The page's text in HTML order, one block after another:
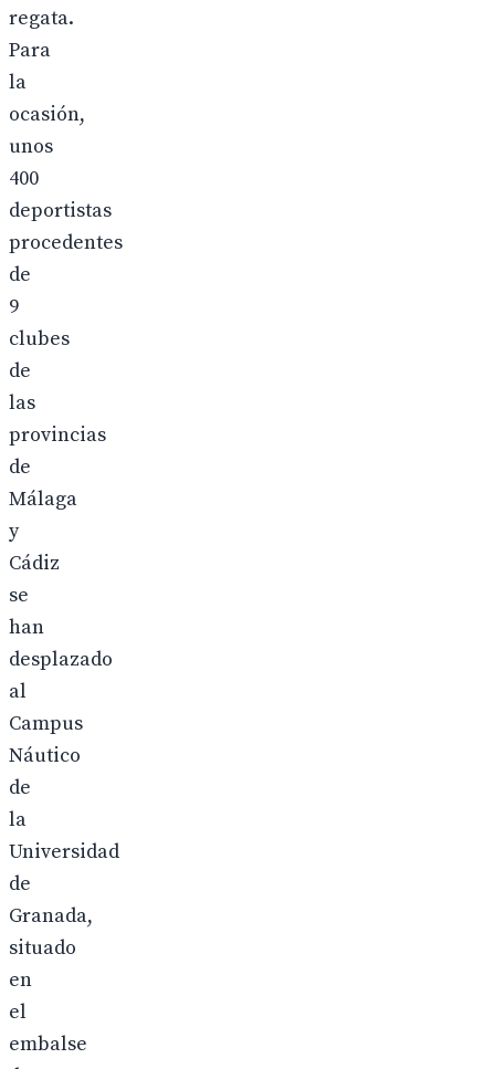
regata.
Para
la
ocasión,
unos
400
deportistas
procedentes
de
9
clubes
de
las
provincias
de
Málaga
y
Cádiz
se
han
desplazado
al
Campus
Náutico
de
la
Universidad
de
Granada,
situado
en
el
embalse